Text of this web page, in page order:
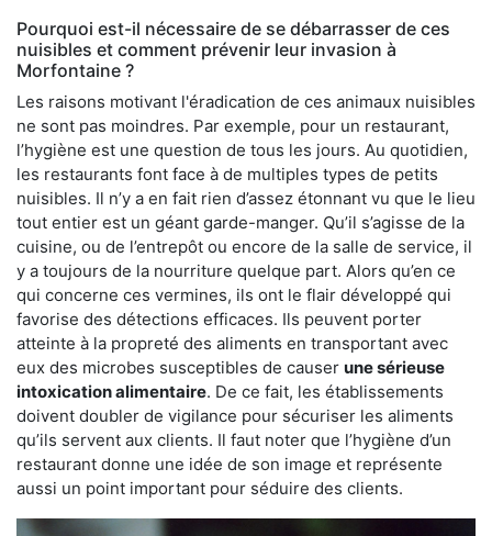
Pourquoi est-il nécessaire de se débarrasser de ces
nuisibles et comment prévenir leur invasion à
Morfontaine ?
Les raisons motivant l'éradication de ces animaux nuisibles
ne sont pas moindres. Par exemple, pour un restaurant,
l’hygiène est une question de tous les jours. Au quotidien,
les restaurants font face à de multiples types de petits
nuisibles. Il n’y a en fait rien d’assez étonnant vu que le lieu
tout entier est un géant garde-manger. Qu’il s’agisse de la
cuisine, ou de l’entrepôt ou encore de la salle de service, il
y a toujours de la nourriture quelque part. Alors qu’en ce
qui concerne ces vermines, ils ont le flair développé qui
favorise des détections efficaces. Ils peuvent porter
atteinte à la propreté des aliments en transportant avec
eux des microbes susceptibles de causer une sérieuse
intoxication alimentaire. De ce fait, les établissements
doivent doubler de vigilance pour sécuriser les aliments
qu’ils servent aux clients. Il faut noter que l’hygiène d’un
restaurant donne une idée de son image et représente
aussi un point important pour séduire des clients.